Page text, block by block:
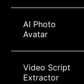
AI Photo
Avatar
Video Script
Extractor